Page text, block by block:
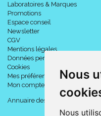
Nous
Nous
Laboratoires & Marques
Promotions
Espace conseil
Newsletter
CGV
Mentions légales
Données personnelles
Cookies
Mes préférences Cookies
Mon compte
Annuaire des pharmacies